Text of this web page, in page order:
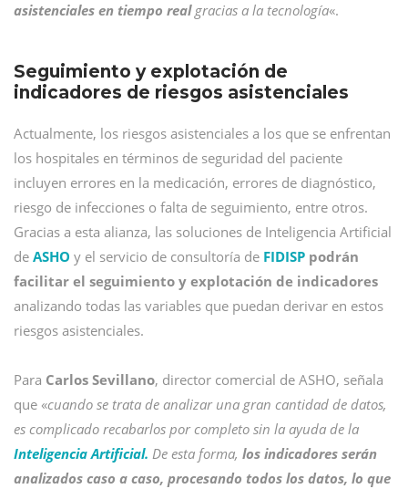
asistenciales en tiempo realgracias a la tecnología«.
Seguimiento y explotación de
indicadores de riesgos asistenciales
Actualmente, los riesgos asistenciales a los que se enfrentan
los hospitales en términos de seguridad del paciente
incluyen errores en la medicación, errores de diagnóstico,
riesgo de infecciones o falta de seguimiento, entre otros.
Gracias a esta alianza, las soluciones de Inteligencia Artificial
de ASHO y el servicio de consultoría de FIDISP podrán
facilitar el seguimiento y explotación de indicadores
analizando todas las variables que puedan derivar en estos
riesgos asistenciales.
Para Carlos Sevillano, director comercial de ASHO, señala
que «cuando se trata de analizar una gran cantidad de datos,
es complicado recabarlos por completo sin la ayuda de la
Inteligencia Artificial. De esta forma, los indicadores serán
analizados caso a caso, procesando todos los datos, lo que